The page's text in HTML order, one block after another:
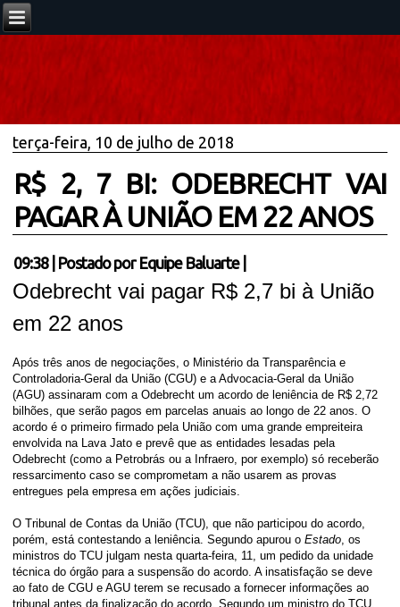
terça-feira, 10 de julho de 2018
R$ 2, 7 BI: ODEBRECHT VAI
PAGAR À UNIÃO EM 22 ANOS
09:38| Postado por Equipe Baluarte
Odebrecht vai pagar R$ 2,7 bi à União
em 22 anos
Após três anos de negociações, o Ministério da Transparência e
Controladoria-Geral da União (CGU) e a Advocacia-Geral da União
(AGU) assinaram com a Odebrecht um acordo de leniência de R$ 2,72
bilhões, que serão pagos em parcelas anuais ao longo de 22 anos. O
acordo é o primeiro firmado pela União com uma grande empreiteira
envolvida na Lava Jato e prevê que as entidades lesadas pela
Odebrecht (como a Petrobrás ou a Infraero, por exemplo) só receberão
ressarcimento caso se comprometam a não usarem as provas
entregues pela empresa em ações judiciais.
O Tribunal de Contas da União (TCU), que não participou do acordo,
porém, está contestando a leniência. Segundo apurou oEstado, os
ministros do TCU julgam nesta quarta-feira, 11, um pedido da unidade
técnica do órgão para a suspensão do acordo. A insatisfação se deve
ao fato de CGU e AGU terem se recusado a fornecer informações ao
tribunal antes da finalização do acordo. Segundo um ministro do TCU,